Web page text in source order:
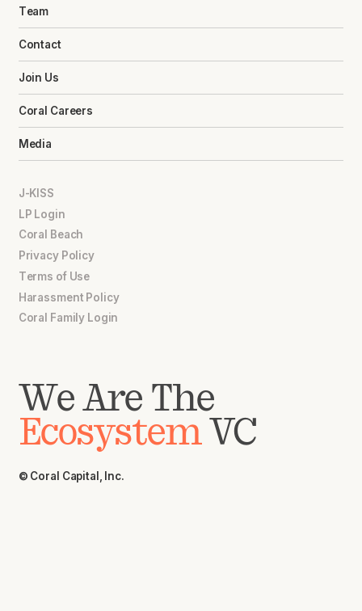
Team
Contact
Join Us
Coral Careers
Media
J-KISS
LP Login
Coral Beach
Privacy Policy
Terms of Use
Harassment Policy
Coral Family Login
We Are The
EcosystemVC
© Coral Capital, Inc.